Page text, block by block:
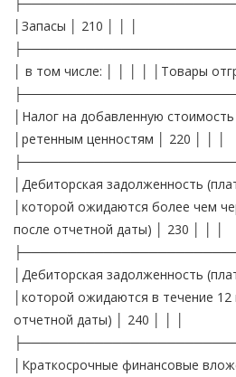
│Запасы │ 210 │ │ │
│ в том числе: │ │ │ │ │Товары
│Налог на добавленную
│ретенным ценностям │ 220 │ │ │
│Дебиторская задолженность
│которой ожидаются более чем
после отчетной даты) │ 230 │ │ │
│Дебиторская задолженность
│которой ожидаются в течение
отчетной даты) │ 240 │ │ │
│Краткосрочные финансовые